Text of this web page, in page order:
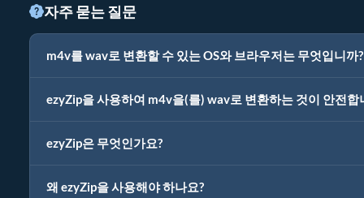
자주 묻는 질문
m4v를 wav로 변환할 수 있는 OS와 브라우저는 무엇입니까?
ezyZip을 사용하여 m4v을(를) wav로 변환하는 것이 안전합
ezyZip은 무엇인가요?
왜 ezyZip을 사용해야 하나요?